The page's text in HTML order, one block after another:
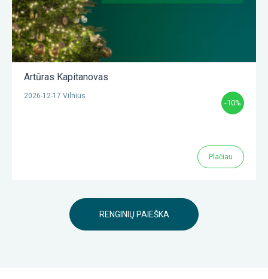
Artūras Kapitanovas
2026-12-17 Vilnius
-10%
Plačiau
RENGINIŲ PAIEŠKA